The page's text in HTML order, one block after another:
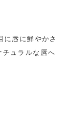
に唇に鮮やかさ
ュラルな唇へ